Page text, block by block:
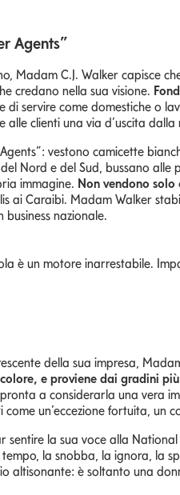
Agents”
Madam C.J. Walker capisce
credano nella sua visione.
di servire come domestiche o
alle clienti una via d’uscita dalla
vestono camicette
Nord e del Sud, bussano
immagine. Non vendono solo
ai Caraibi. Madam Walker
nazionale.
è un motore inarrestabile.
della sua impresa,
e proviene dai gradini
a considerarla una vera
come un’eccezione fortuita,
la sua voce alla
la snobba, la ignora, la
altisonante: è soltanto una